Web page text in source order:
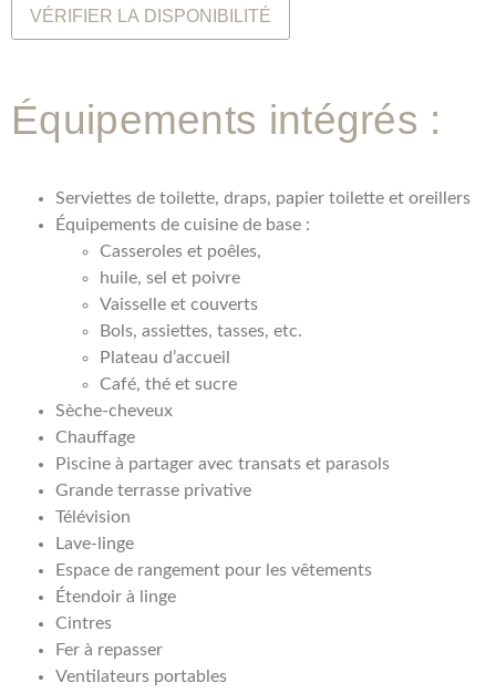
Équipements intégrés :
Serviettes de toilette, draps, papier toilette et oreillers
Équipements de cuisine de base :
Casseroles et poêles,
huile, sel et poivre
Vaisselle et couverts
Bols, assiettes, tasses, etc.
Plateau d’accueil
Café, thé et sucre
Sèche-cheveux
Chauffage
Piscine à partager avec transats et parasols
Grande terrasse privative
Télévision
Lave-linge
Espace de rangement pour les vêtements
Étendoir à linge
Cintres
Fer à repasser
Ventilateurs portables